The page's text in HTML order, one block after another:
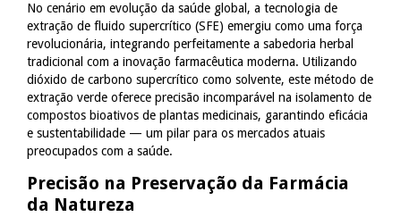
No cenário em evolução da saúde global, a tecnologia de
extração de fluido supercrítico (SFE) emergiu como uma força
revolucionária, integrando perfeitamente a sabedoria herbal
tradicional com a inovação farmacêutica moderna. Utilizando
dióxido de carbono supercrítico como solvente, este método de
extração verde oferece precisão incomparável na isolamento de
compostos bioativos de plantas medicinais, garantindo eficácia
e sustentabilidade — um pilar para os mercados atuais
preocupados com a saúde.
Precisão na Preservação da Farmácia
da Natureza